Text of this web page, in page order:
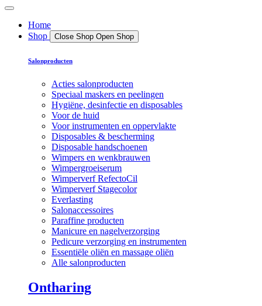
Home
Shop
Close Shop Open Shop
Salonproducten
Acties salonproducten
Speciaal maskers en peelingen
Hygiëne, desinfectie en disposables
Voor de huid
Voor instrumenten en oppervlakte
Disposables & bescherming
Disposable handschoenen
Wimpers en wenkbrauwen
Wimpergroeiserum
Wimperverf RefectoCil
Wimperverf Stagecolor
Everlasting
Salonaccessoires
Paraffine producten
Manicure en nagelverzorging
Pedicure verzorging en instrumenten
Essentiële oliën en massage oliën
Alle salonproducten
Ontharing